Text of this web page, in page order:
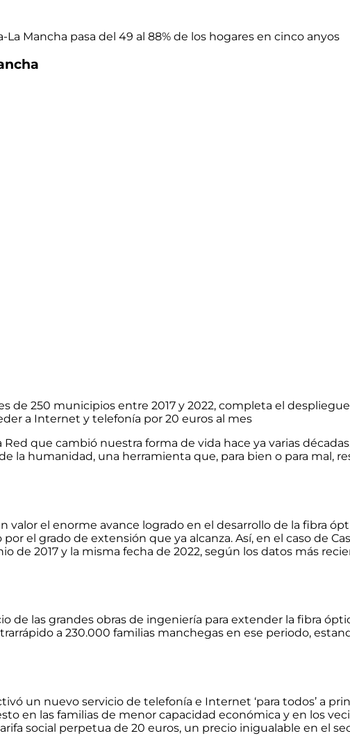
Mancha pasa del 49 al 88% de los hogares en cinco anyos
de 250 municipios entre 2017 y 2022, completa el
a Internet y telefonía por 20 euros al mes
Red que cambió nuestra forma de vida hace ya varias
la humanidad, una herramienta que, para bien o para mal,
valor el enorme avance logrado en el desarrollo de la fibra
el grado de extensión que ya alcanza. Así, en el caso de
de 2017 y la misma fecha de 2022, según los datos más
de las grandes obras de ingeniería para extender la fibra
a 230.000 familias manchegas en ese periodo,
un nuevo servicio de telefonía e Internet ‘para todos’ a
en las familias de menor capacidad económica y en los
social perpetua de 20 euros, un precio inigualable en el